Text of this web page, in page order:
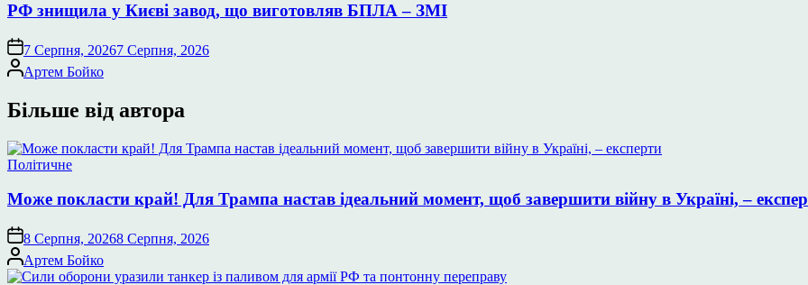
РФ знищила у Києві завод, що виготовляв БПЛА – ЗМІ
7 Серпня, 20267 Серпня, 2026
Опубліковано
Артем Бойко
Більше від автора
Опублікувати
Політичне
Може покласти край! Для Трампа настав ідеальний момент, щоб завершити війну в Україні, –
8 Серпня, 20268 Серпня, 2026
Опубліковано
Артем Бойко